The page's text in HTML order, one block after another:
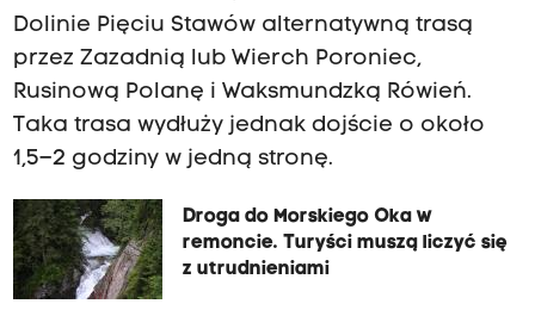
Dolinie Pięciu Stawów alternatywną trasą
przez Zazadnią lub Wierch Poroniec,
Rusinową Polanę i Waksmundzką Rówień.
Taka trasa wydłuży jednak dojście o około
1,5–2 godziny w jedną stronę.
Droga do Morskiego Oka w
remoncie. Turyści muszą liczyć się
z utrudnieniami